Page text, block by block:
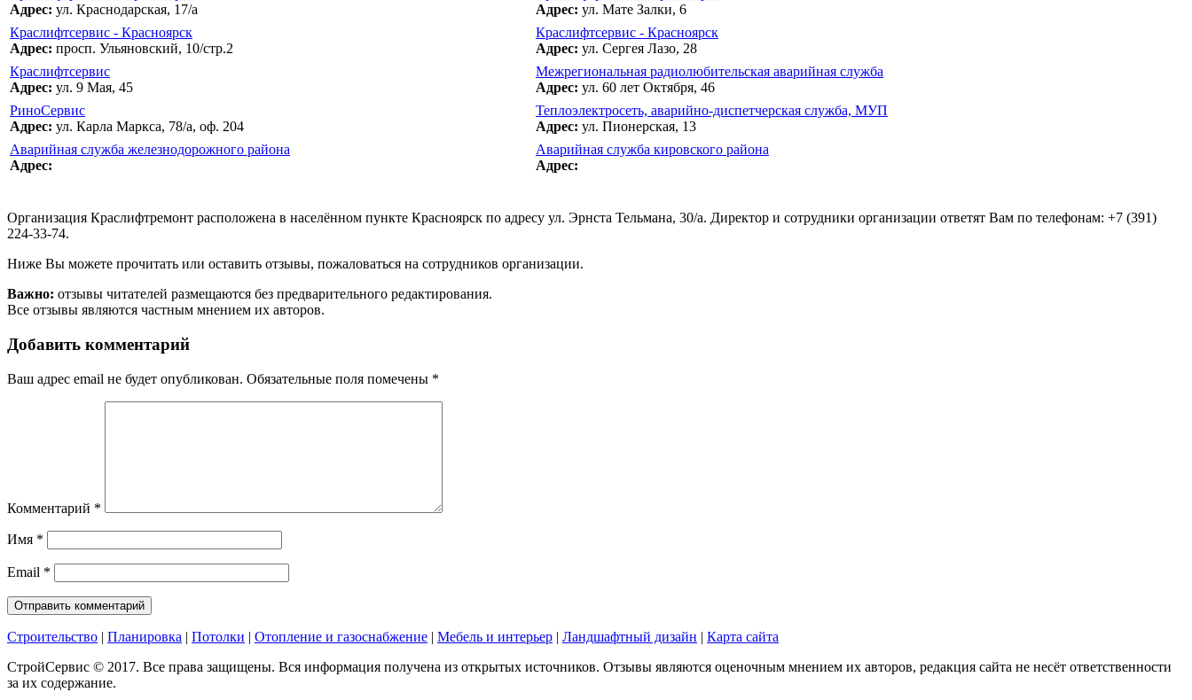
Адрес: ул. Краснодарская, 17/а
Адрес: ул. Мате Залки, 6
Краслифтсервис - Красноярск
Адрес: просп. Ульяновский, 10/стр.2
Краслифтсервис - Красноярск
Адрес: ул. Сергея Лазо, 28
Краслифтсервис
Адрес: ул. 9 Мая, 45
Межрегиональная радиолюбительская аварийная служба
Адрес: ул. 60 лет Октября, 46
РиноСервис
Адрес: ул. Карла Маркса, 78/а, оф. 204
Теплоэлектросеть, аварийно-диспетчерская служба, МУП
Адрес: ул. Пионерская, 13
Аварийная служба железнодорожного района
Адрес:
Аварийная служба кировского района
Адрес:
Организация Краслифтремонт расположена в населённом пункте Красноярск по адресу ул. Эрнста Тельмана, 30/а. Директор и сотрудники организации ответят Вам по телефонам: +7 (391)
224-33-74.
Ниже Вы можете прочитать или оставить отзывы, пожаловаться на сотрудников организации.
Важно: отзывы читателей размещаются без предварительного редактирования.
Все отзывы являются частным мнением их авторов.
Добавить комментарий
Ваш адрес email не будет опубликован. Обязательные поля помечены *
Комментарий *
Имя *
Email *
Строительство | Планировка | Потолки | Отопление и газоснабжение | Мебель и интерьер | Ландшафтный дизайн | Карта сайта
СтройСервис © 2017. Все права защищены. Вся информация получена из открытых источников. Отзывы являются оценочным мнением их авторов, редакция сайта не несёт ответственности
за их содержание.